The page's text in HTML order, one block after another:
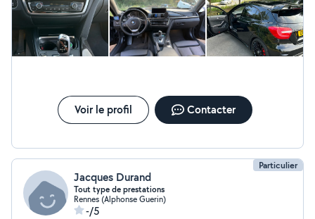
Voir le profil Contacter
Particulier
Jacques Durand
Tout type de prestations
Rennes (Alphonse Guerin)
-/5